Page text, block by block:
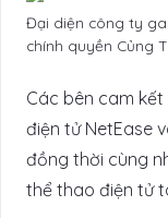
Đại diện công ty
chính quyền Củng
Các bên cam
điện tử NetEase
đồng thời cùng
thể thao điện tử